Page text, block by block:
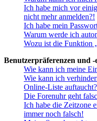
Ich habe mich vor
nicht mehr anmelden?!
Ich habe mein
Warum werde ich
Wozu ist die Funktion
Benutzerpräferenzen und -
Wie kann ich meine
Wie kann ich
Online-Liste auftaucht?
Die Forenuhr geht
Ich habe die Zeitzone
immer noch falsch!